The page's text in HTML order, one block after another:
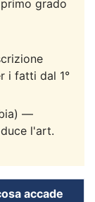
grado
i fatti dal 1°
—
l'art.
accade